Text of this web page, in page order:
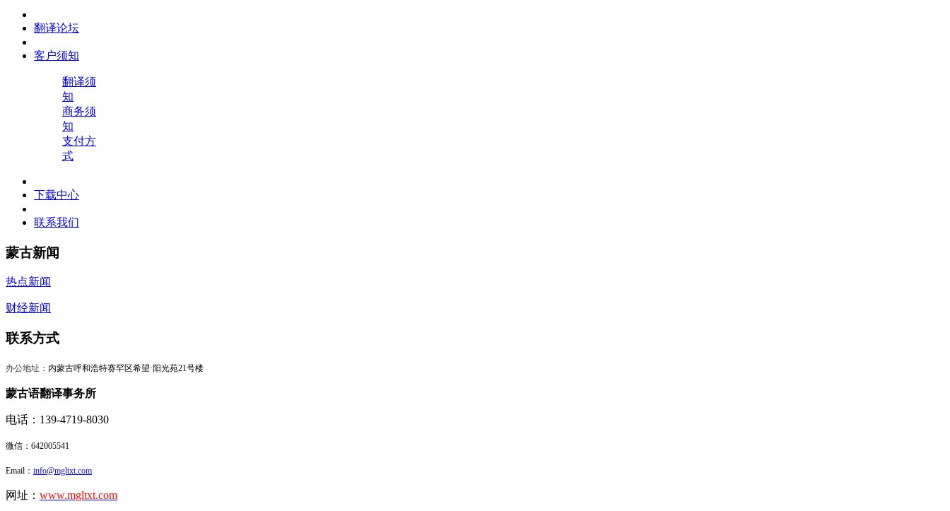
翻译论坛
客户须知
翻译须
知
商务须
知
支付方
式
下载中心
联系我们
蒙古新闻
热点新闻
财经新闻
联系方式
办公地址： 内蒙古呼和浩特赛罕区希望·阳光苑21号楼
蒙古语翻译事务所
电话：139-4719-8030
微信： 642005541
Email： info@mgltxt.com
网址： www.mgltxt.com